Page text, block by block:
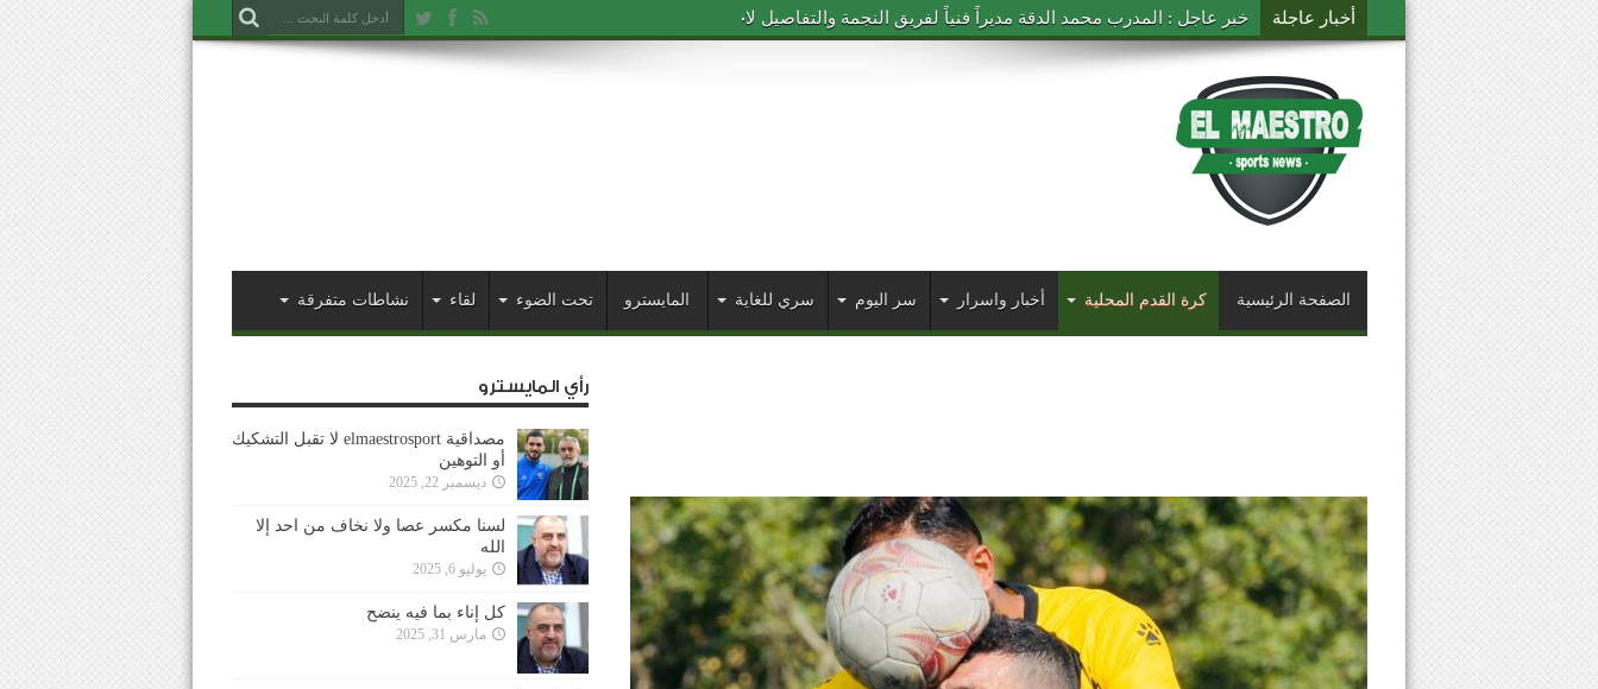
أخبار عاجلة خبر عاجل : المدرب محمد الدقة مديراً فنياً لفريق النجمة والتفاصيل لاحقاً
الصفحة الرئيسية كرة القدم المحلية أخبار واسرار سر اليوم سري للغاية المايسترو تحت الضوء لقاء نشاطات متفرقة
رأي المايسترو
مصداقية elmaestrosport لا تقبل التشكيك
أو التوهين
ديسمبر 22, 2025
لسنا مكسر عصا ولا نخاف من احد إلا
الله
يوليو 6, 2025
كل إناء بما فيه ينضح
مارس 31, 2025